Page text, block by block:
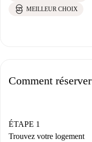
MEILLEUR CHOIX
Comment réserver
ÉTAPE 1
Trouvez votre logement